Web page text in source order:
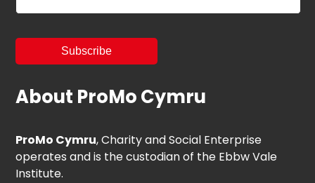
About ProMo Cymru
ProMo Cymru, Charity and Social Enterprise
operates and is the custodian of the Ebbw Vale
Institute.